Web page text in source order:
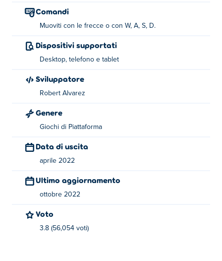
Tasti freccia o WASD
Jumping Clones è stato creato da Robert Alvarez. Hanno
Comandi
Muoviti con le frecce o con W, A, S, D.
Dispositivi supportati
Desktop, telefono e tablet
Sviluppatore
Robert Alvarez
Genere
Giochi di Piattaforma
Data di uscita
aprile 2022
Ultimo aggiornamento
ottobre 2022
Voto
3.8 (56,054 voti)